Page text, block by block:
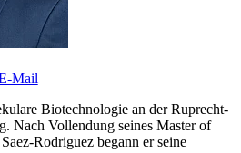
Mail
Biotechnologie an der Ruprecht-
Nach Vollendung seines Master of
Rodriguez begann er seine